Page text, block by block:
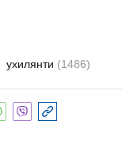
ухилянти (1486)